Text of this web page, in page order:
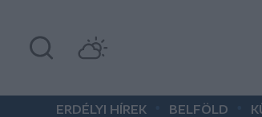
ERDÉLYI HÍREK BELFÖLD